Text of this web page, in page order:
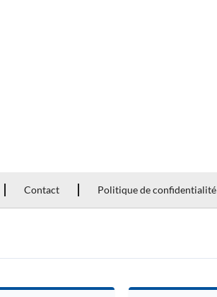
Contact Politique de confidentialité